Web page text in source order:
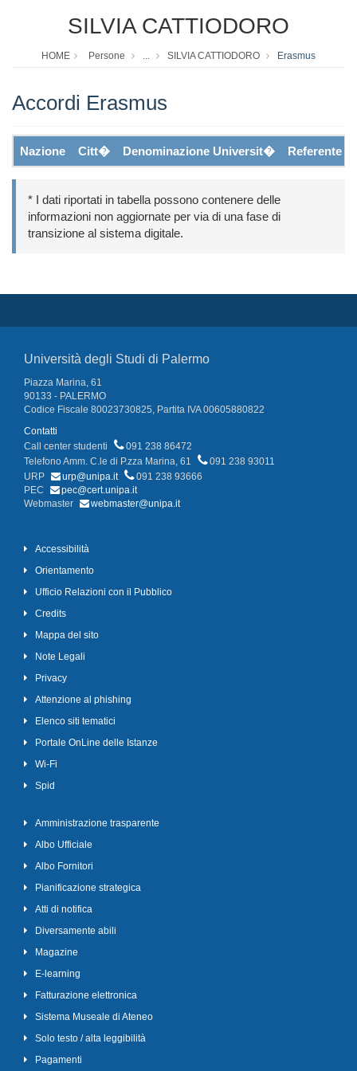
SILVIA CATTIODORO
HOME Persone ... SILVIA CATTIODORO Erasmus
Accordi Erasmus
Nazione Citt� Denominazione Universit� Referente
* I dati riportati in tabella possono contenere delle
informazioni non aggiornate per via di una fase di
transizione al sistema digitale.
Università degli Studi di Palermo
Piazza Marina, 61
90133 - PALERMO
Codice Fiscale 80023730825, Partita IVA 00605880822
Contatti
Call center studenti
091 238 86472
Telefono Amm. C.le di P.zza Marina, 61
091 238 93011
URP
urp@unipa.it
091 238 93666
PEC
pec@cert.unipa.it
Webmaster
webmaster@unipa.it
Accessibilità
Orientamento
Ufficio Relazioni con il Pubblico
Credits
Mappa del sito
Note Legali
Privacy
Attenzione al phishing
Elenco siti tematici
Portale OnLine delle Istanze
Wi-Fi
Spid
Amministrazione trasparente
Albo Ufficiale
Albo Fornitori
Pianificazione strategica
Atti di notifica
Diversamente abili
Magazine
E-learning
Fatturazione elettronica
Sistema Museale di Ateneo
Solo testo / alta leggibilità
Pagamenti